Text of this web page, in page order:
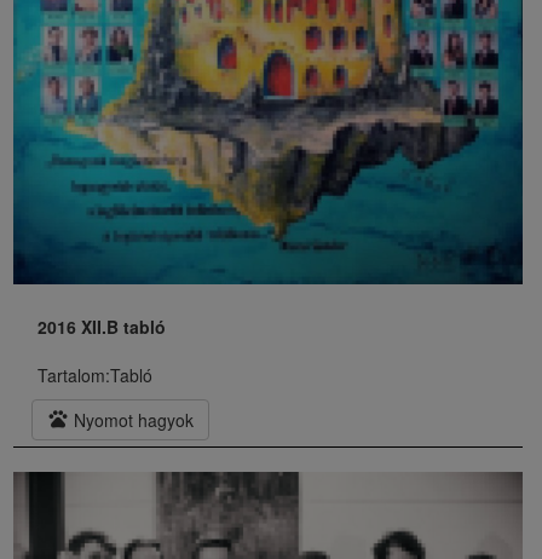
2016 XII.B tabló
Tartalom:Tabló
pets Nyomot hagyok